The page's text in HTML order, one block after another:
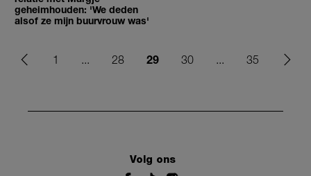
geheimhouden: 'We deden
alsof ze mijn buurvrouw was'
1 ... 28 29 30 ... 35
Volg ons